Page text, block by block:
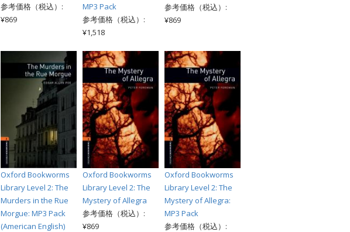
参考価格（税込）:
¥869
MP3 Pack
参考価格（税込）:
¥1,518
参考価格（税込）:
¥869
Oxford Bookworms
Library Level 2: The
Murders in the Rue
Morgue: MP3 Pack
(American English)
Oxford Bookworms
Library Level 2: The
Mystery of Allegra
参考価格（税込）:
¥869
Oxford Bookworms
Library Level 2: The
Mystery of Allegra:
MP3 Pack
参考価格（税込）: